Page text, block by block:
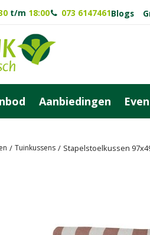
Tuinkussens Stapelstoelkussen
t/m 18:00 073 6147461Blogs
Aanbiedingen